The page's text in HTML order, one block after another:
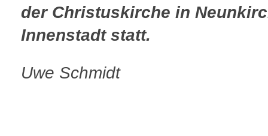
der Christuskirche in
Innenstadt statt.
Uwe Schmidt